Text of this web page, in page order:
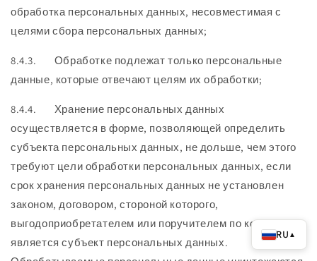
обработка персональных данных, несовместимая с
целями сбора персональных данных;
8.4.3. Обработке подлежат только персональные
данные, которые отвечают целям их обработки;
8.4.4. Хранение персональных данных
осуществляется в форме, позволяющей определить
субъекта персональных данных, не дольше, чем этого
требуют цели обработки персональных данных, если
срок хранения персональных данных не установлен
законом, договором, стороной которого,
выгодоприобретателем или поручителем по которому
является субъект персональных данных.
RU ▲